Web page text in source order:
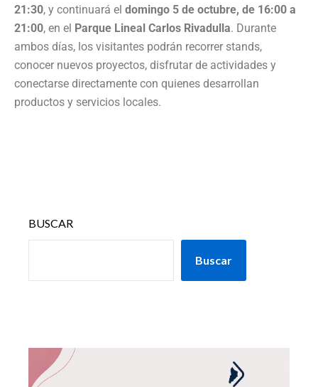
21:30, y continuará el domingo 5 de octubre, de 16:00 a
21:00, en el Parque Lineal Carlos Rivadulla. Durante
ambos días, los visitantes podrán recorrer stands,
conocer nuevos proyectos, disfrutar de actividades y
conectarse directamente con quienes desarrollan
productos y servicios locales.
BUSCAR
Buscar